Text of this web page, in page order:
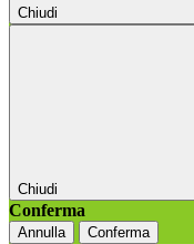
Chiudi
Chiudi
Conferma
Annulla Conferma